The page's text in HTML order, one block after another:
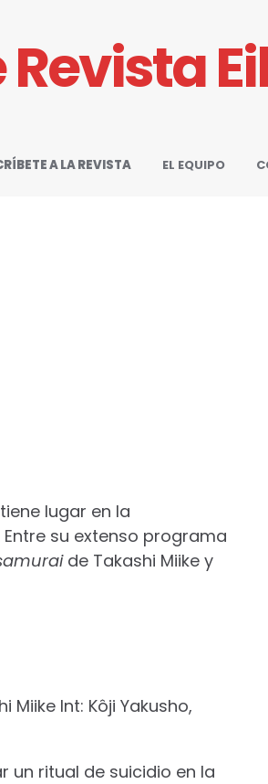
Revista
A LA REVISTA EL EQUIPO
lugar en la
su extenso programa
de Takashi Miike y
Miike Int: Kôji Yakusho,
un ritual de suicidio en la